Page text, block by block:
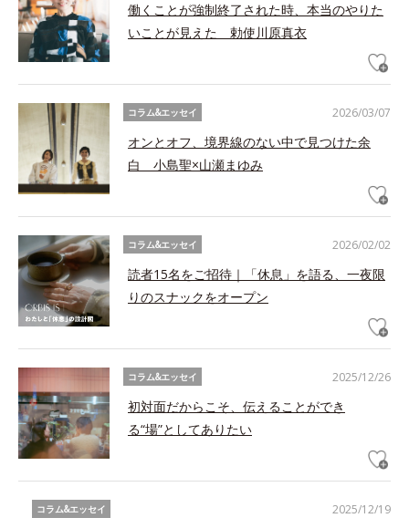
働くことが強制終了された時、本当のやりた
いことが見えた 勅使川原真衣
2026/03/07
コラム&エッセイ
オンとオフ、境界線のない中で見つけた余
白 小島聖×山瀬まゆみ
2026/02/02
コラム&エッセイ
読者15名をご招待｜「休息」を語る、一夜限
りのスナックをオープン
2025/12/26
コラム&エッセイ
初対面だからこそ、伝えることができ
る“場”としてありたい
2025/12/19
コラム&エッセイ